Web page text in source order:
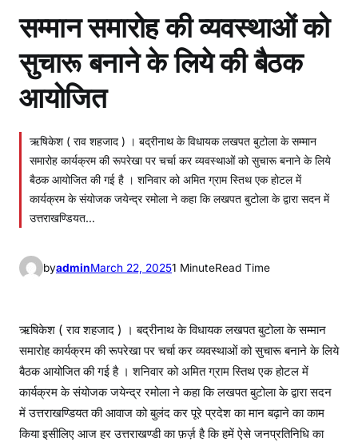
सम्मान समारोह की व्यवस्थाओं को
सुचारू बनाने के लिये की बैठक
आयोजित
ऋषिकेश ( राव शहजाद ) । बद्रीनाथ के विधायक लखपत बुटोला के सम्मान
समारोह कार्यक्रम की रूपरेखा पर चर्चा कर व्यवस्थाओं को सुचारू बनाने के लिये
बैठक आयोजित की गई है । शनिवार को अमित ग्राम स्तिथ एक होटल में
कार्यक्रम के संयोजक जयेन्द्र रमोला ने कहा कि लखपत बुटोला के द्वारा सदन में
उत्तराखण्डियत…
byadminMarch 22, 20251 MinuteRead Time
ऋषिकेश ( राव शहजाद ) । बद्रीनाथ के विधायक लखपत बुटोला के सम्मान
समारोह कार्यक्रम की रूपरेखा पर चर्चा कर व्यवस्थाओं को सुचारू बनाने के लिये
बैठक आयोजित की गई है । शनिवार को अमित ग्राम स्तिथ एक होटल में
कार्यक्रम के संयोजक जयेन्द्र रमोला ने कहा कि लखपत बुटोला के द्वारा सदन
में उत्तराखण्डियत की आवाज को बुलंद कर पूरे प्रदेश का मान बढ़ाने का काम
किया इसीलिए आज हर उत्तराखण्डी का फ़र्ज़ है कि हमें ऐसे जनप्रतिनिधि का